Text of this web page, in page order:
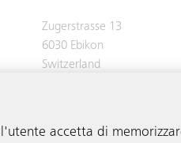
Zugerstrasse 13
6030 Ebikon
Switzerland
accetta di